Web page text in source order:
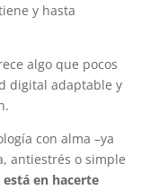
y hasta
algo que pocos
digital adaptable y
con alma –ya
antiestrés o simple
en hacerte